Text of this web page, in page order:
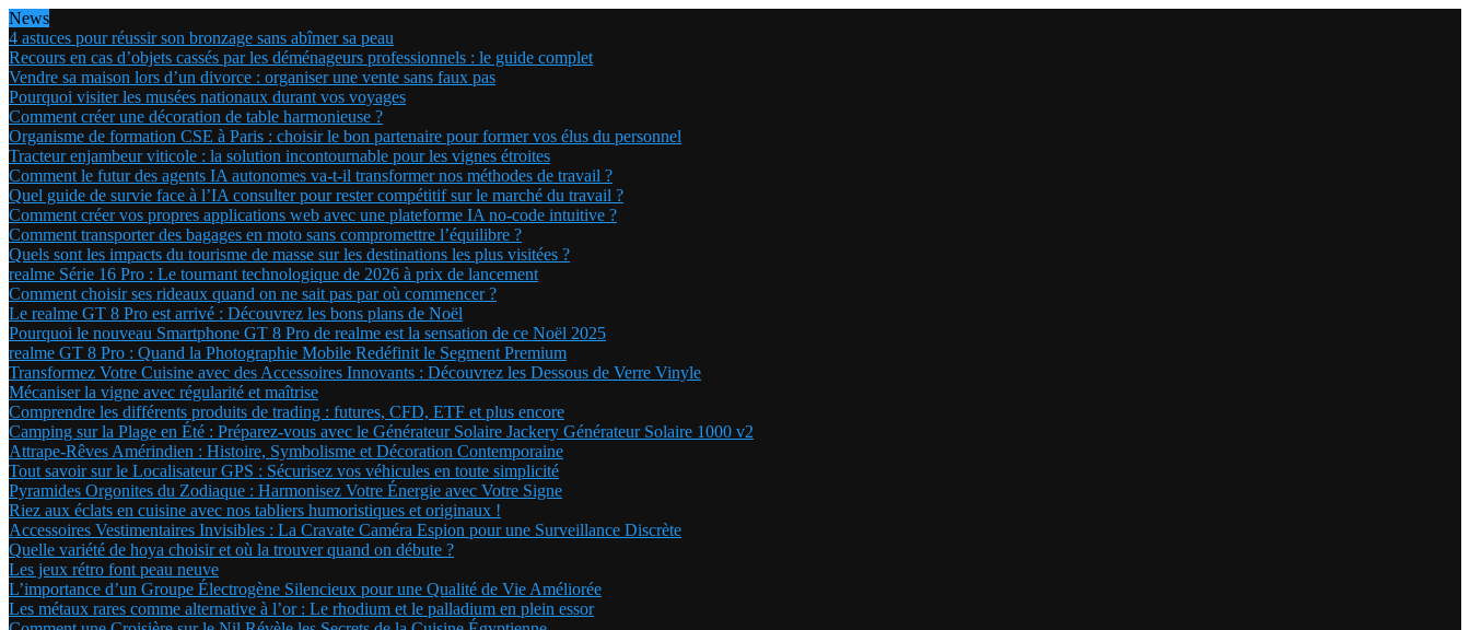
News
4 astuces pour réussir son bronzage sans abîmer sa peau
Recours en cas d’objets cassés par les déménageurs professionnels : le guide complet
Vendre sa maison lors d’un divorce : organiser une vente sans faux pas
Pourquoi visiter les musées nationaux durant vos voyages
Comment créer une décoration de table harmonieuse ?
Organisme de formation CSE à Paris : choisir le bon partenaire pour former vos élus du personnel
Tracteur enjambeur viticole : la solution incontournable pour les vignes étroites
Comment le futur des agents IA autonomes va-t-il transformer nos méthodes de travail ?
Quel guide de survie face à l’IA consulter pour rester compétitif sur le marché du travail ?
Comment créer vos propres applications web avec une plateforme IA no-code intuitive ?
Comment transporter des bagages en moto sans compromettre l’équilibre ?
Quels sont les impacts du tourisme de masse sur les destinations les plus visitées ?
realme Série 16 Pro : Le tournant technologique de 2026 à prix de lancement
Comment choisir ses rideaux quand on ne sait pas par où commencer ?
Le realme GT 8 Pro est arrivé : Découvrez les bons plans de Noël
Pourquoi le nouveau Smartphone GT 8 Pro de realme est la sensation de ce Noël 2025
realme GT 8 Pro : Quand la Photographie Mobile Redéfinit le Segment Premium
Transformez Votre Cuisine avec des Accessoires Innovants : Découvrez les Dessous de Verre Vinyle
Mécaniser la vigne avec régularité et maîtrise
Comprendre les différents produits de trading : futures, CFD, ETF et plus encore
Camping sur la Plage en Été : Préparez-vous avec le Générateur Solaire Jackery Générateur Solaire 1000 v2
Attrape-Rêves Amérindien : Histoire, Symbolisme et Décoration Contemporaine
Tout savoir sur le Localisateur GPS : Sécurisez vos véhicules en toute simplicité
Pyramides Orgonites du Zodiaque : Harmonisez Votre Énergie avec Votre Signe
Riez aux éclats en cuisine avec nos tabliers humoristiques et originaux !
Accessoires Vestimentaires Invisibles : La Cravate Caméra Espion pour une Surveillance Discrète
Quelle variété de hoya choisir et où la trouver quand on débute ?
Les jeux rétro font peau neuve
L’importance d’un Groupe Électrogène Silencieux pour une Qualité de Vie Améliorée
Les métaux rares comme alternative à l’or : Le rhodium et le palladium en plein essor